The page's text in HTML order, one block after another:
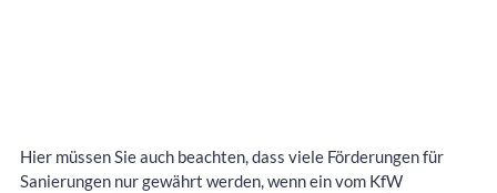
Hier müssen Sie auch beachten, dass viele Förderungen für
Sanierungen nur gewährt werden, wenn ein vom KfW